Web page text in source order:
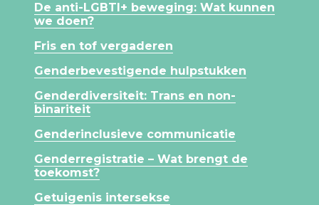
De anti-LGBTI+ beweging: Wat kunnen
we doen?
Fris en tof vergaderen
Genderbevestigende hulpstukken
Genderdiversiteit: Trans en non-
binariteit
Genderinclusieve communicatie
Genderregistratie – Wat brengt de
toekomst?
Getuigenis intersekse